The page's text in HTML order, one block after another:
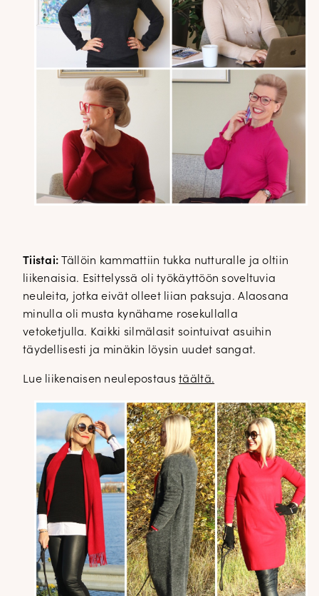
Tiistai: Tällöin kammattiin tukka nutturalle ja oltiin
liikenaisia. Esittelyssä oli työkäyttöön soveltuvia
neuleita, jotka eivät olleet liian paksuja. Alaosana
minulla oli musta kynähame rosekullalla
vetoketjulla. Kaikki silmälasit sointuivat asuihin
täydellisesti ja minäkin löysin uudet sangat.
Lue liikenaisen neulepostaustäältä.